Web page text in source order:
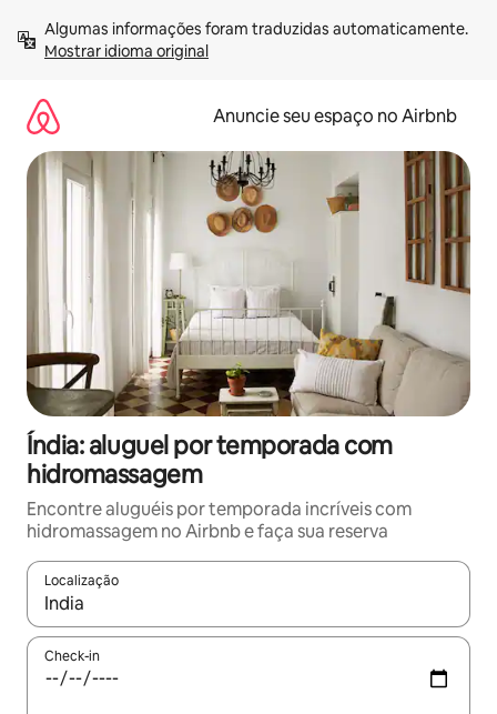
para
Mostrar idioma original
Anuncie seu espaço no Airbnb
Índia: aluguel por temporada com
hidromassagem
Encontre aluguéis por temporada incríveis com
hidromassagem no Airbnb e faça sua reserva
Localização
Quando os resultados estiverem disponíveis, explore-os
Check-in